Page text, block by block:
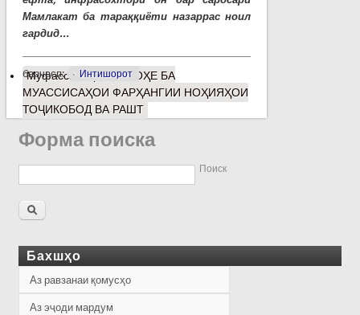
Мамлакат ба тараққиёти назаррас ноил
гардид...
барчасп: Интишорот
Муфассалтаро НИГОҲЕ БА
МУАССИСАҲОИ ФАРҲАНГИИ НОҲИЯҲОИ
ТОҶИКОБОД ВА РАШТ
Форма поиска
Поиск
Бахшҳо
Аз равзанаи қомусҳо
Аз эҷоди мардум